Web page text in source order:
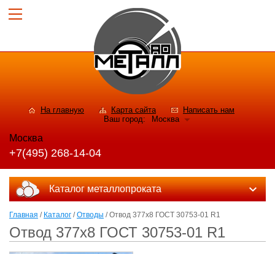
На главную Карта сайта
Написать нам
Ваш город:
Москва
Москва
+7(495) 268-14-04
Каталог металлопроката
Главная / Каталог /Отводы / Отвод 377x8 ГОСТ 30753-01 R1
Отвод 377x8 ГОСТ 30753-01 R1